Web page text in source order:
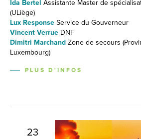
Ida Bertel Assistante Master de
(ULiège)
Lux Response Service du Gouverneur
Vincent Verrue DNF
Dimitri Marchand Zone de secours
Luxembourg)
PLUS D'INFOS
23